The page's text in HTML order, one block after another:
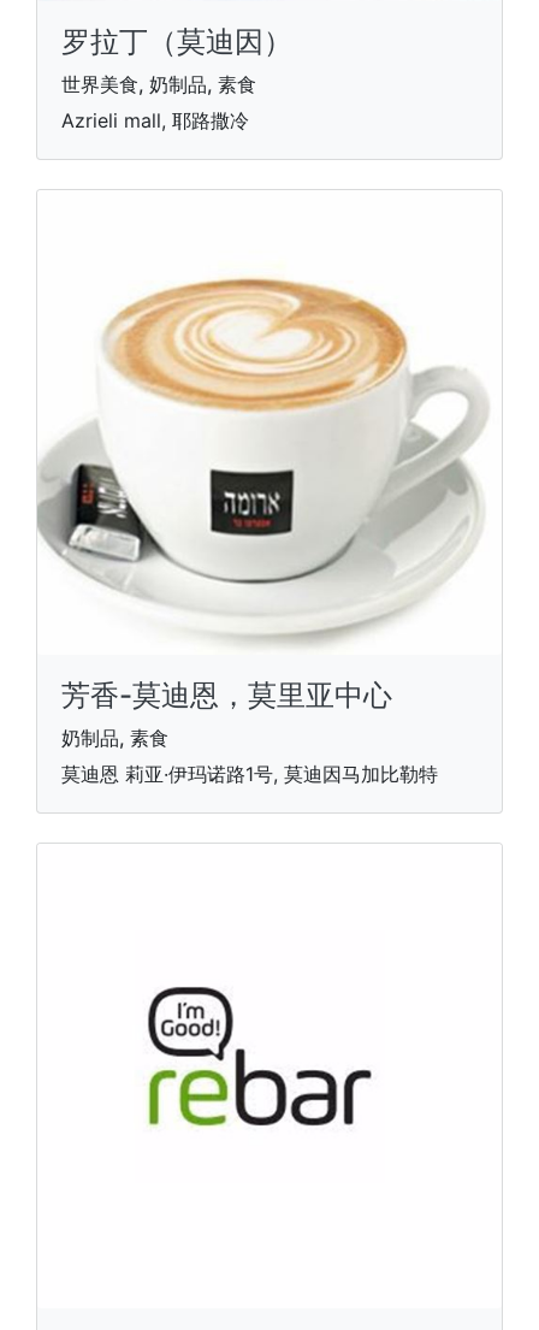
罗拉丁（莫迪因）
世界美食, 奶制品, 素食
Azrieli mall, 耶路撒冷
芳香-莫迪恩，莫里亚中心
奶制品, 素食
莫迪恩 莉亚·伊玛诺路1号, 莫迪因马加比勒特